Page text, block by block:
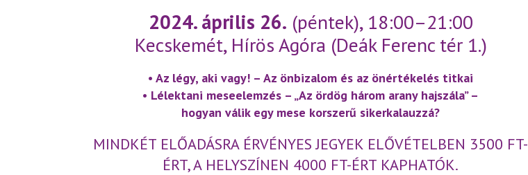
2024. április 26. (péntek), 18:00–21:00
Kecskemét, Hírös Agóra (Deák Ferenc tér 1.)
• Az légy, aki vagy! – Az önbizalom és az önértékelés titkai
• Lélektani meseelemzés – „Az ördög három arany hajszála” –
hogyan válik egy mese korszerű sikerkalauzzá?
MINDKÉT ELŐADÁSRA ÉRVÉNYES JEGYEK ELŐVÉTELBEN 3500 FT-
ÉRT, A HELYSZÍNEN 4000 FT-ÉRT KAPHATÓK.